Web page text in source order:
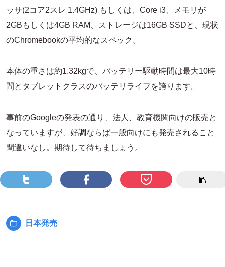
ッサ(2コア2スレ 1.4GHz) もしくは、Core i3、メモリが
2GBもしくは4GB RAM、ストレージは16GB SSDと、現状
のChromebookの平均的なスペック。
本体の重さは約1.32kgで、バッテリー駆動時間は最大10時
間とタブレットクラスのバッテリライフを誇ります。
事前のGoogleの発表の通り、法人、教育機関向けの販売と
なっていますが、好調ならば一般向けにも発売されること
間違いなし。期待して待ちましょう。
カ
日本発売